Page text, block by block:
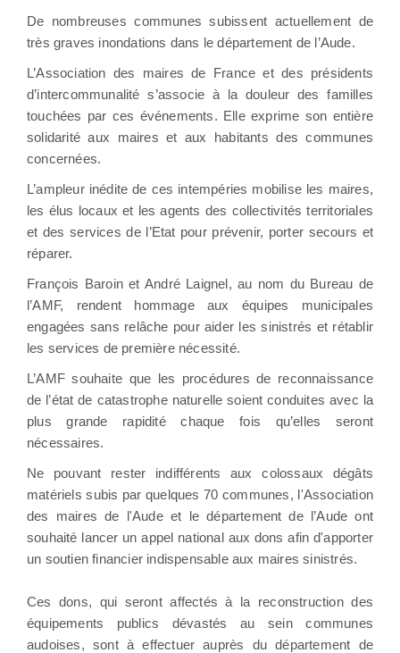
De nombreuses communes subissent actuellement de
très graves inondations dans le département de l’Aude.
L’Association des maires de France et des présidents
d’intercommunalité s’associe à la douleur des familles
touchées par ces événements. Elle exprime son entière
solidarité aux maires et aux habitants des communes
concernées.
L’ampleur inédite de ces intempéries mobilise les maires,
les élus locaux et les agents des collectivités territoriales
et des services de l’Etat pour prévenir, porter secours et
réparer.
François Baroin et André Laignel, au nom du Bureau de
l’AMF, rendent hommage aux équipes municipales
engagées sans relâche pour aider les sinistrés et rétablir
les services de première nécessité.
L’AMF souhaite que les procédures de reconnaissance
de l’état de catastrophe naturelle soient conduites avec la
plus grande rapidité chaque fois qu’elles seront
nécessaires.
Ne pouvant rester indifférents aux colossaux dégâts
matériels subis par quelques 70 communes, l'Association
des maires de l'Aude et le département de l’Aude ont
souhaité lancer un appel national aux dons afin d'apporter
un soutien financier indispensable aux maires sinistrés.
Ces dons, qui seront affectés à la reconstruction des
équipements publics dévastés au sein communes
audoises, sont à effectuer auprès du département de